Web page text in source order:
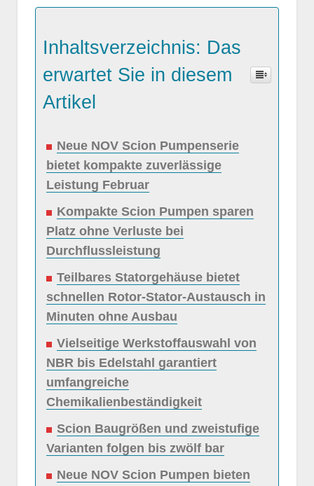
Inhaltsverzeichnis: Das
erwartet Sie in diesem
Artikel
Neue NOV Scion Pumpenserie
bietet kompakte zuverlässige
Leistung Februar
Kompakte Scion Pumpen sparen
Platz ohne Verluste bei
Durchflussleistung
Teilbares Statorgehäuse bietet
schnellen Rotor-Stator-Austausch in
Minuten ohne Ausbau
Vielseitige Werkstoffauswahl von
NBR bis Edelstahl garantiert
umfangreiche
Chemikalienbeständigkeit
Scion Baugrößen und zweistufige
Varianten folgen bis zwölf bar
Neue NOV Scion Pumpen bieten